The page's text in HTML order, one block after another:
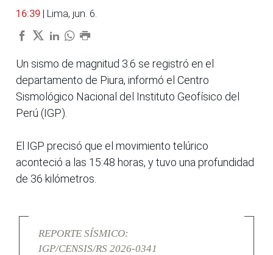
16:39 | Lima, jun. 6.
Un sismo de magnitud 3.6 se registró en el
departamento de Piura, informó el Centro
Sismológico Nacional del Instituto Geofísico del
Perú (IGP).
El IGP precisó que el movimiento telúrico
aconteció a las 15:48 horas, y tuvo una profundidad
de 36 kilómetros.
REPORTE SÍSMICO:
IGP/CENSIS/RS 2026-0341